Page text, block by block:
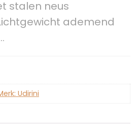
stalen neus
ademend
Udirini